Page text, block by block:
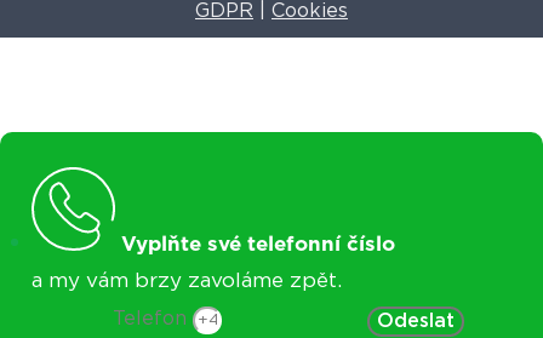
GDPR
Cookies
Vyplňte své telefonní číslo
a my vám brzy zavoláme zpět.
Telefon Odeslat